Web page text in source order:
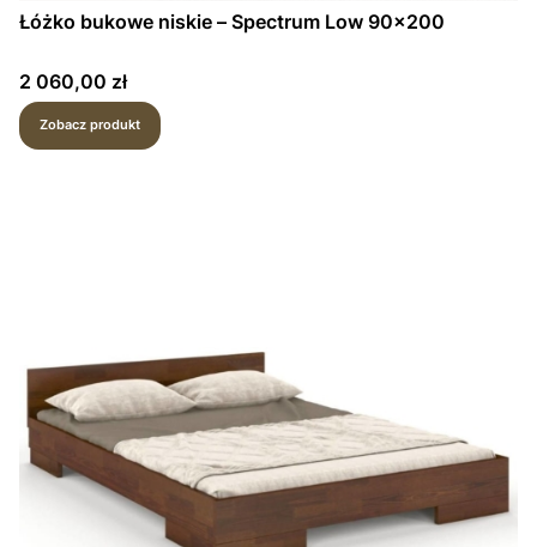
Łóżko bukowe niskie – Spectrum Low 90×200
Cena
2 060,00 zł
Zobacz produkt